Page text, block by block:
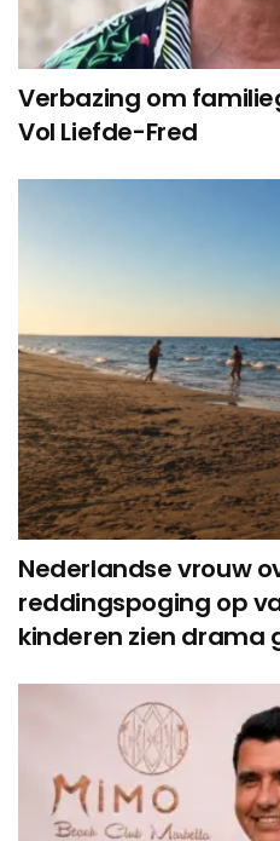
Verbazing om
Vol Liefde-Fred
Nederlandse vrouw
reddingspoging op
kinderen zien drama